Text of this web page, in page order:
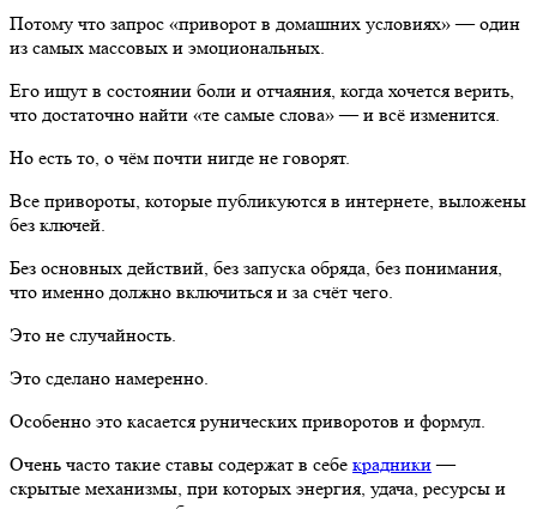
Потому что запрос «приворот в домашних условиях» — один
из самых массовых и эмоциональных.
Его ищут в состоянии боли и отчаяния, когда хочется верить,
что достаточно найти «те самые слова» — и всё изменится.
Но есть то, о чём почти нигде не говорят.
Все привороты, которые публикуются в интернете, выложены
без ключей.
Без основных действий, без запуска обряда, без понимания,
что именно должно включиться и за счёт чего.
Это не случайность.
Это сделано намеренно.
Особенно это касается рунических приворотов и формул.
Очень часто такие ставы содержат в себе крадники—
скрытые механизмы, при которых энергия, удача, ресурсы и